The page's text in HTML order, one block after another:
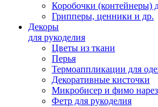
Коробочки (контейнеры)
Грипперы, ценники и др.
Декоры
для рукоделия
Цветы из ткани
Перья
Термоаппликации для
Декоративные кисточки
Микробисер и фимо
Фетр для рукоделия